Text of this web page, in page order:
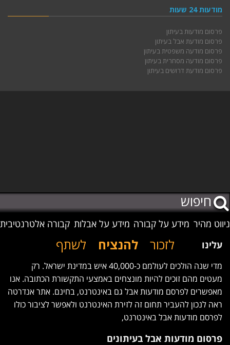
מודעות 24 שעות
פרסום מודעות בעיתון
פרסום מודעת אבל בעיתון
פרסום מודעה משפטית בעיתון
פרסום מודעה מסחרית בעיתון
פרסום מודעת דרושים בעיתון
ניווט מהיר מידע על קבורה מידע על אבלות קבורה אלטרנטיבית
לזכור להנציח לשתף עלינו
מדי שנה הולכים לעולמם כ-40,000 איש במדינת ישראל. רק
מעטים מהם זוכים להיות מונצחים באמצעי התקשורת הכתובה. אנו
מאפשרים לפרסם מודעות אבל גם באינטרנט, בחינם. אתר אנדרטה
ראה לנכון להעביר תחום זה לזירת האינטרנט ולאפשר לציבור כולו
לפרסם מודעות אבל באינטרנט,
פרסום מודעות אבל בעיתונים